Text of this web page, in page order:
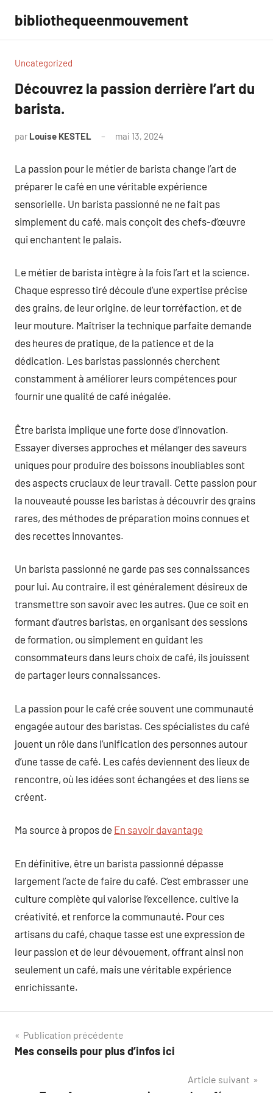
contenu
bibliothequeenmouvement
Uncategorized
Découvrez la passion derrière l’art du
barista.
par Louise KESTEL mai 13, 2024
La passion pour le métier de barista change l’art de
préparer le café en une véritable expérience
sensorielle. Un barista passionné ne ne fait pas
simplement du café, mais conçoit des chefs-d’œuvre
qui enchantent le palais.
Le métier de barista intègre à la fois l’art et la science.
Chaque espresso tiré découle d’une expertise précise
des grains, de leur origine, de leur torréfaction, et de
leur mouture. Maîtriser la technique parfaite demande
des heures de pratique, de la patience et de la
dédication. Les baristas passionnés cherchent
constamment à améliorer leurs compétences pour
fournir une qualité de café inégalée.
Être barista implique une forte dose d’innovation.
Essayer diverses approches et mélanger des saveurs
uniques pour produire des boissons inoubliables sont
des aspects cruciaux de leur travail. Cette passion pour
la nouveauté pousse les baristas à découvrir des grains
rares, des méthodes de préparation moins connues et
des recettes innovantes.
Un barista passionné ne garde pas ses connaissances
pour lui. Au contraire, il est généralement désireux de
transmettre son savoir avec les autres. Que ce soit en
formant d’autres baristas, en organisant des sessions
de formation, ou simplement en guidant les
consommateurs dans leurs choix de café, ils jouissent
de partager leurs connaissances.
La passion pour le café crée souvent une communauté
engagée autour des baristas. Ces spécialistes du café
jouent un rôle dans l’unification des personnes autour
d’une tasse de café. Les cafés deviennent des lieux de
rencontre, où les idées sont échangées et des liens se
créent.
Ma source à propos de En savoir davantage
En définitive, être un barista passionné dépasse
largement l’acte de faire du café. C’est embrasser une
culture complète qui valorise l’excellence, cultive la
créativité, et renforce la communauté. Pour ces
artisans du café, chaque tasse est une expression de
leur passion et de leur dévouement, offrant ainsi non
seulement un café, mais une véritable expérience
enrichissante.
Navigation
de
Publication précédente
Mes conseils pour plus d’infos ici
Article suivant